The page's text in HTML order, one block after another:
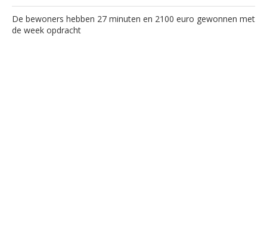
De bewoners hebben 27 minuten en 2100 euro gewonnen met
de week opdracht